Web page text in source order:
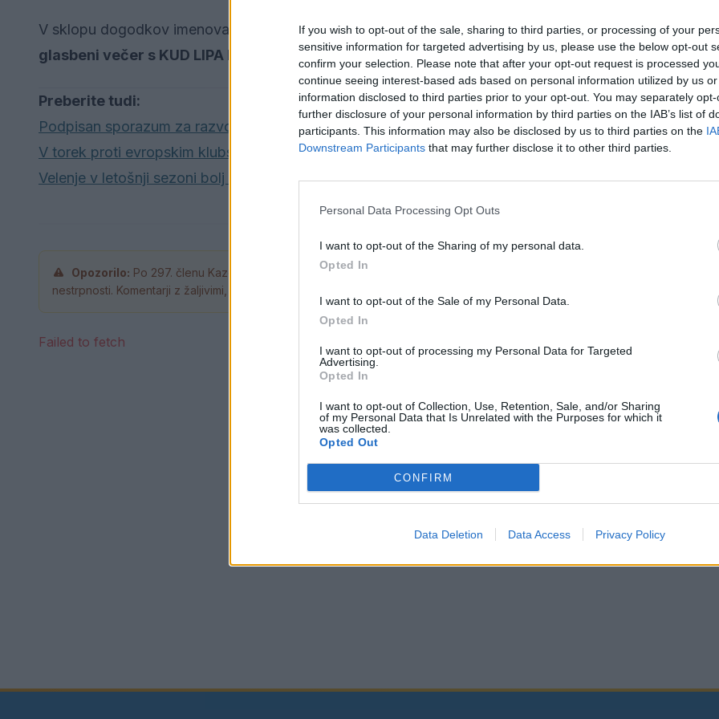
If you wish to opt-out of the sale, sharing to third parties, or processing of your
sensitive information for targeted advertising by us, please use the below opt-out
confirm your selection. Please note that after your opt-out request is processed
continue seeing interest-based ads based on personal information utilized by us
information disclosed to third parties prior to your opt-out. You may separately
further disclosure of your personal information by third parties on the IAB’s list of
participants. This information may also be disclosed by us to third parties on the
Downstream Participants that may further disclose it to other third parties.
Personal Data Processing Opt Outs
I want to opt-out of the Sharing of my personal data.
Opted In
I want to opt-out of the Sale of my Personal Data.
Opted In
I want to opt-out of processing my Personal Data for Targeted
Advertising.
Opted In
I want to opt-out of Collection, Use, Retention, Sale, and/or Sharing
of my Personal Data that Is Unrelated with the Purposes for which it
was collected.
Opted Out
CONFIRM
Data Deletion Data Access Privacy Policy
V sklopu dogodkov imenovanih "Večeri v amfiteatru" bo v četrtek, 7. septembra, na Velenjski
glasbeni večer s KUD LIPA Konovo
. Prireditev se začne ob 18. uri, v primeru dežja pa odpade.
Preberite tudi:
Podpisan sporazum za razvoj človeških virov
V torek proti evropskim klubskim prvakom
Velenje v letošnji sezoni bolj obiskano kot lani
Opozorilo: Po 297. členu Kazenskega zakonika je posameznik kazensko odgovoren za javno spodbujanje sovraštva,
nestrpnosti. Komentarji z žaljivimi, rasističnimi, diskriminatornimi ali nezakonitimi vsebinami bodo odstranjeni.
Pravila
Failed to fetch